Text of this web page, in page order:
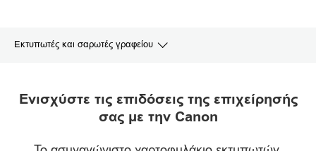
Εκτυπωτές και σαρωτές γραφείου
Ενισχύστε τις επιδόσεις της επιχείρησής
σας με την Canon